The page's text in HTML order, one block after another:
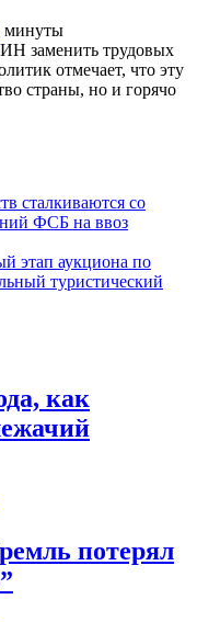
минуты
заменить трудовых
отмечает, что эту
страны, но и горячо
сталкиваются со
ФСБ на ввоз
этап аукциона по
туристический
как
потерял